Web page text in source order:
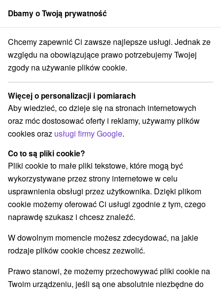
członek grupySorger
Atrakcje na Słowacji Zamki, pałace, ruiny Zemplínske vrchy
Zamki, pałace, ruiny Zemplínske
vrchy
Kategorie
Wszystkie kategorie
Atrakcje dla dzieci
Wieże obserwacyjne i chodniki
Zamki, pałace, ruiny(2) Zamki(1) Szlaki winne
Wsie i miasta
Veľký Kamenec(1) Kráľovský Chlmec(1)
Dbamy o Twoją prywatność
Chcemy zapewnić Ci zawsze najlepsze usługi. Jednak ze
względu na obowiązujące prawo potrzebujemy Twojej
zgody na używanie plików cookie.
Więcej o personalizacji i pomiarach
Aby wiedzieć, co dzieje się na stronach internetowych
oraz móc dostosować oferty i reklamy, używamy plików
cookies oraz usługi firmy Google.
Co to są pliki cookie?
Pliki cookie to małe pliki tekstowe, które mogą być
wykorzystywane przez strony internetowe w celu
usprawnienia obsługi przez użytkownika. Dzięki plikom
cookie możemy oferować Ci usługi zgodnie z tym, czego
naprawdę szukasz i chcesz znaleźć.
W dowolnym momencie możesz zdecydować, na jakie
rodzaje plików cookie chcesz zezwolić.
Prawo stanowi, że możemy przechowywać pliki cookie na
Twoim urządzeniu, jeśli są one absolutnie niezbędne do